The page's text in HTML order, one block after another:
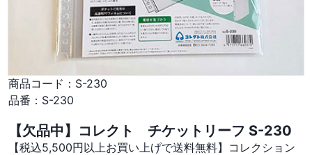
商品コード： S-230
品番： S-230
【欠品中】コレクト チケットリーフ S-230
【税込5,500円以上お買い上げで送料無料】コレクション